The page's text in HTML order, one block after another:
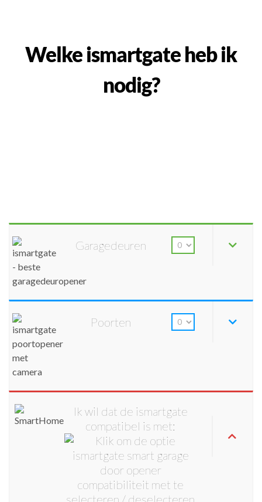
Welke ismartgate heb ik
nodig?
Garagedeuren
Poorten
Ik wil dat de ismartgate
compatibel is met: